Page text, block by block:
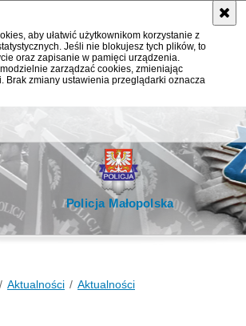
aby ułatwić użytkownikom korzystanie z
Jeśli nie blokujesz tych plików, to
oraz zapisanie w pamięci urządzenia.
zarządzać cookies, zmieniając
Brak zmiany ustawienia przeglądarki oznacza
Policja Małopolska
Aktualności Aktualności